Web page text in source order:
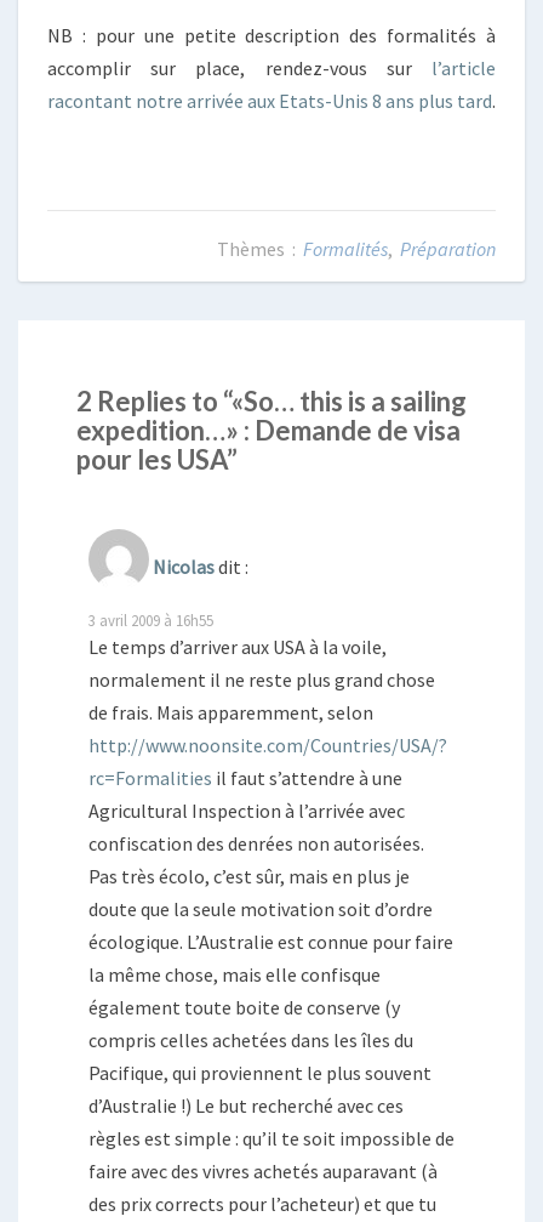
NB : pour une petite description des formalités à
accomplir sur place, rendez-vous sur l’article
racontant notre arrivée aux Etats-Unis 8 ans plus tard.
Formalités, Préparation
2 Replies to “«So… this is a sailing
expedition…» : Demande de visa
pour les USA”
Nicolasdit :
3 avril 2009 à 16h55
Le temps d’arriver aux USA à la voile,
normalement il ne reste plus grand chose
de frais. Mais apparemment, selon
http://www.noonsite.com/Countries/USA/?
rc=Formalities il faut s’attendre à une
Agricultural Inspection à l’arrivée avec
confiscation des denrées non autorisées.
Pas très écolo, c’est sûr, mais en plus je
doute que la seule motivation soit d’ordre
écologique. L’Australie est connue pour faire
la même chose, mais elle confisque
également toute boite de conserve (y
compris celles achetées dans les îles du
Pacifique, qui proviennent le plus souvent
d’Australie !) Le but recherché avec ces
règles est simple : qu’il te soit impossible de
faire avec des vivres achetés auparavant (à
des prix corrects pour l’acheteur) et que tu